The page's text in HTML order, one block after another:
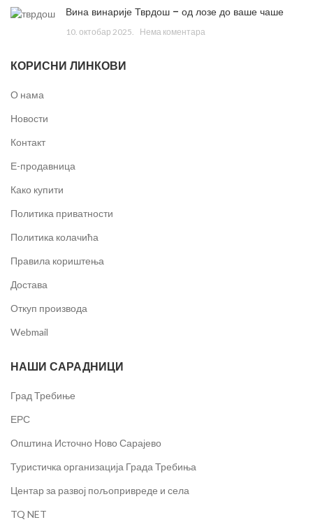
Вина винарије Тврдош – од лозе до ваше чаше
10. октобар 2025. Нема коментара
КОРИСНИ ЛИНКОВИ
О нама
Новости
Контакт
Е-продавница
Како купити
Политика приватности
Политика колачића
Правила кориштења
Достава
Откуп производа
Webmail
НАШИ САРАДНИЦИ
Град Требиње
ЕРС
Општина Источно Ново Сарајево
Туристичка организација Града Требиња
Центар за развој пољопривреде и села
TQ NET